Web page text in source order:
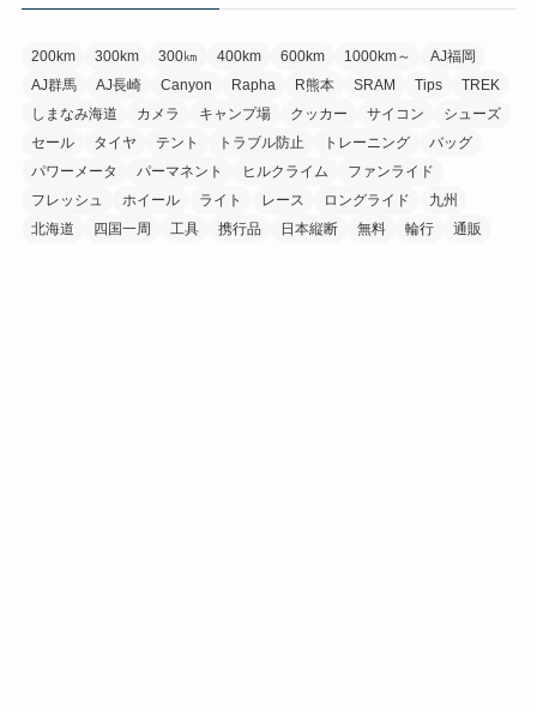
200km 300km 300㎞ 400km 600km 1000km～
AJ福岡
AJ群馬
AJ長崎 Canyon Rapha R熊本 SRAM Tips
TREK
しまなみ海道
カメラ キャンプ場 クッカー サイコン
シューズ
セール
タイヤ テント トラブル防止 トレーニング
バッグ
パワーメータ
パーマネント ヒルクライム
ファンライド
フレッシュ
ホイール ライト レース ロングライド
九州
北海道
四国一周 工具 携行品 日本縦断 無料 輪行 通販